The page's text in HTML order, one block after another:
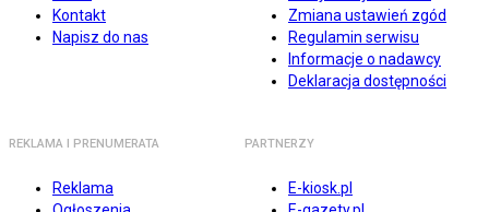
Kontakt
Napisz do nas
Zmiana ustawień zgód
Regulamin serwisu
Informacje o nadawcy
Deklaracja dostępności
REKLAMA I PRENUMERATA
Reklama
PARTNERZY
E-kiosk.pl